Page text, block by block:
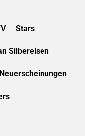
Stars
Silbereisen
Neuerscheinungen